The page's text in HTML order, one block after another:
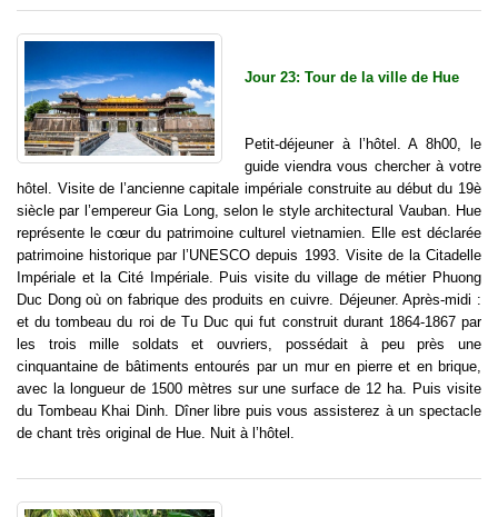
Jour 23: Tour de la ville de Hue
Petit-déjeuner à l’hôtel. A 8h00, le
guide viendra vous chercher à votre
hôtel. Visite de l’ancienne capitale impériale construite au début du 19è
siècle par l’empereur Gia Long, selon le style architectural Vauban. Hue
représente le cœur du patrimoine culturel vietnamien. Elle est déclarée
patrimoine historique par l’UNESCO depuis 1993. Visite de la Citadelle
Impériale et la Cité Impériale. Puis visite du village de métier Phuong
Duc Dong où on fabrique des produits en cuivre. Déjeuner. Après-midi :
et du tombeau du roi de Tu Duc qui fut construit durant 1864-1867 par
les trois mille soldats et ouvriers, possédait à peu près une
cinquantaine de bâtiments entourés par un mur en pierre et en brique,
avec la longueur de 1500 mètres sur une surface de 12 ha. Puis visite
du Tombeau Khai Dinh. Dîner libre puis vous assisterez à un spectacle
de chant très original de Hue. Nuit à l’hôtel.